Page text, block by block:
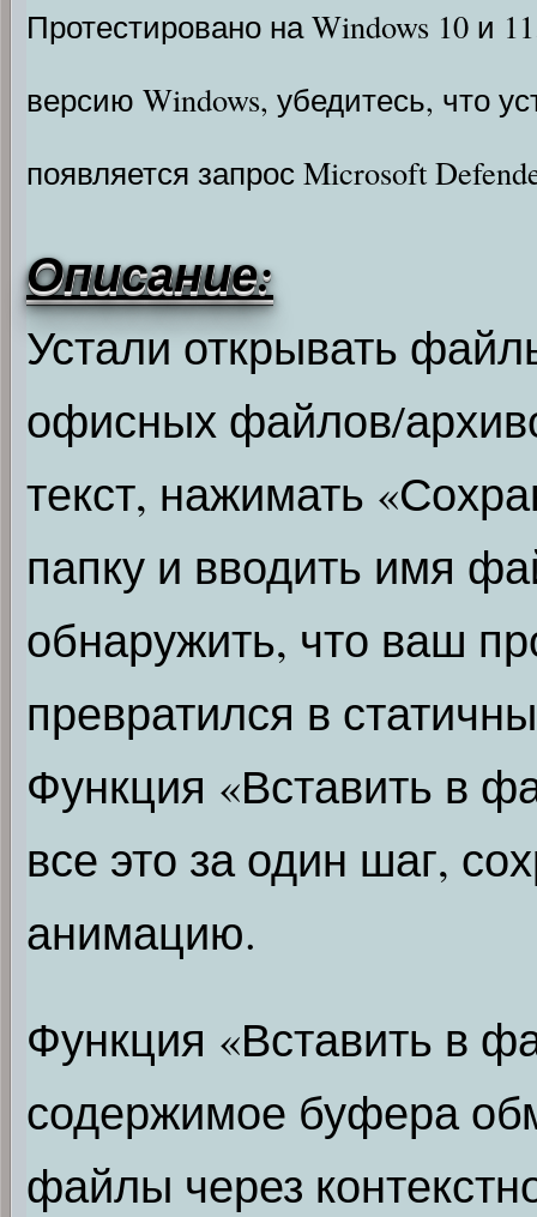
Протестировано на Windows 10 и
версию Windows, убедитесь, что
появляется запрос Microsoft
Описание:
Устали открывать
офисных файлов/
текст, нажимать
папку и вводить имя
обнаружить, что ваш
превратился в
Функция «Вставить в
все это за один шаг,
анимацию.
Функция «Вставить в
содержимое буфера
файлы через